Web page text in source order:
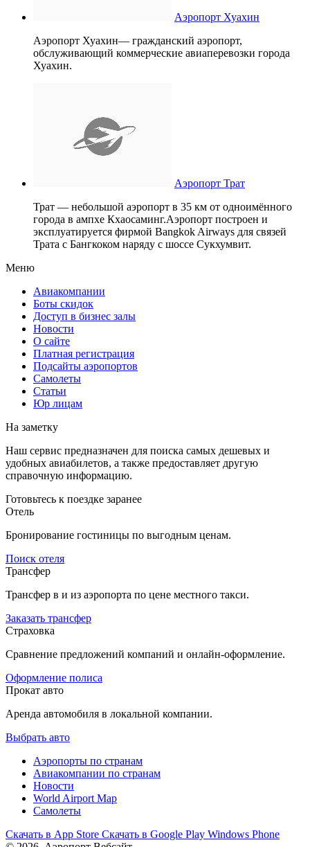
Аэропорт Хуахин
Аэропорт Хуахин— гражданский аэропорт,
обслуживающий коммерческие авиаперевозки города
Хуахин.
Аэропорт Трат
Трат — небольшой аэропорт в 35 км от одноимённого
города в ампхе Кхаосаминг.Аэропорт построен и
эксплуатируется фирмой Bangkok Airways для связей
Трата с Бангкоком наряду с шоссе Сукхумвит.
Меню
Авиакомпании
Боты скидок
Доступ в бизнес залы
Новости
О сайте
Платная регистрация
Подсайты аэропортов
Самолеты
Статьи
Юр лицам
На заметку
Наш сервис предназначен для поиска самых дешевых и
удобных авиабилетов, а также предоставляет другую
справочную информацию.
Готовьтесь к поездке заранее
Отель
Бронирование гостиницы по выгодным ценам.
Поиск отеля
Трансфер
Трансфер в и из аэропорта по цене местного такси.
Заказать трансфер
Страховка
Сравнение предложений компаний и онлайн-оформление.
Оформление полиса
Прокат авто
Аренда автомобиля в локальной компании.
Выбрать авто
Аэропорты по странам
Авиакомпании по странам
Новости
World Airport Map
Самолеты
Скачать в App Store Скачать в Google Play Windows Phone